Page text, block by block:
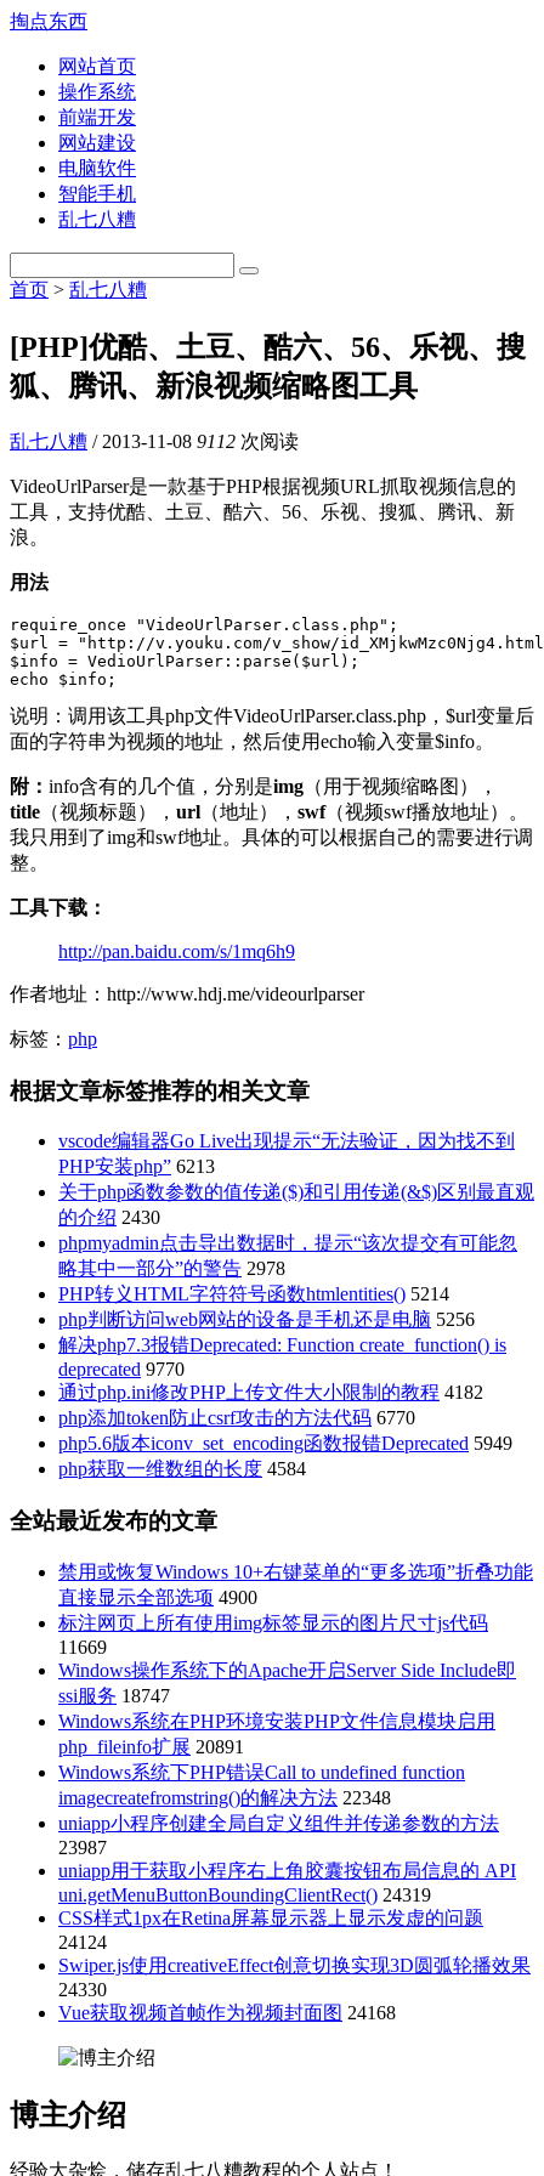
掏点东西
网站首页
操作系统
前端开发
网站建设
电脑软件
智能手机
乱七八糟
首页 > 乱七八糟
[PHP]优酷、土豆、酷六、56、乐视、搜
狐、腾讯、新浪视频缩略图工具
乱七八糟 / 2013-11-08 9112 次阅读
VideoUrlParser是一款基于PHP根据视频URL抓取视频信息的
工具，支持优酷、土豆、酷六、56、乐视、搜狐、腾讯、新
浪。
用法
require_once "VideoUrlParser.class.php";
$url = "http://v.youku.com/v_show/
$info = VedioUrlParser::parse($url);
说明：调用该工具php文件VideoUrlParser.class.php，$url变量后
面的字符串为视频的地址，然后使用echo输入变量$info。
附： info含有的几个值，分别是img （用于视频缩略图），
title （视频标题）， url （地址）， swf（视频swf播放地址）。
我只用到了img和swf地址。具体的可以根据自己的需要进行调
整。
工具下载：
http://pan.baidu.com/s/1mq6h9
作者地址：http://www.hdj.me/videourlparser
标签： php
根据文章标签推荐的相关文章
vscode编辑器Go Live出现提示“无法验证，因为找不到
PHP安装php” 6213
关于php函数参数的值传递($)和引用传递(&$)区别最直观
的介绍 2430
phpmyadmin点击导出数据时，提示“该次提交有可能忽
略其中一部分”的警告 2978
PHP转义HTML字符符号函数htmlentities() 5214
php判断访问web网站的设备是手机还是电脑 5256
解决php7.3报错Deprecated: Function create_function() is
deprecated 9770
通过php.ini修改PHP上传文件大小限制的教程 4182
php添加token防止csrf攻击的方法代码 6770
php5.6版本iconv_set_encoding函数报错Deprecated 5949
php获取一维数组的长度 4584
全站最近发布的文章
禁用或恢复Windows 10+右键菜单的“更多选项”折叠功能
直接显示全部选项 4900
标注网页上所有使用img标签显示的图片尺寸js代码
11669
Windows操作系统下的Apache开启Server Side Include即
ssi服务 18747
Windows系统在PHP环境安装PHP文件信息模块启用
php_fileinfo扩展 20891
Windows系统下PHP错误Call to undefined function
imagecreatefromstring()的解决方法 22348
uniapp小程序创建全局自定义组件并传递参数的方法
23987
uniapp用于获取小程序右上角胶囊按钮布局信息的 API
uni.getMenuButtonBoundingClientRect() 24319
CSS样式1px在Retina屏幕显示器上显示发虚的问题
24124
Swiper.js使用creativeEffect创意切换实现3D圆弧轮播效果
24330
Vue获取视频首帧作为视频封面图 24168
博主介绍
经验大杂烩，储存乱七八糟教程的个人站点！